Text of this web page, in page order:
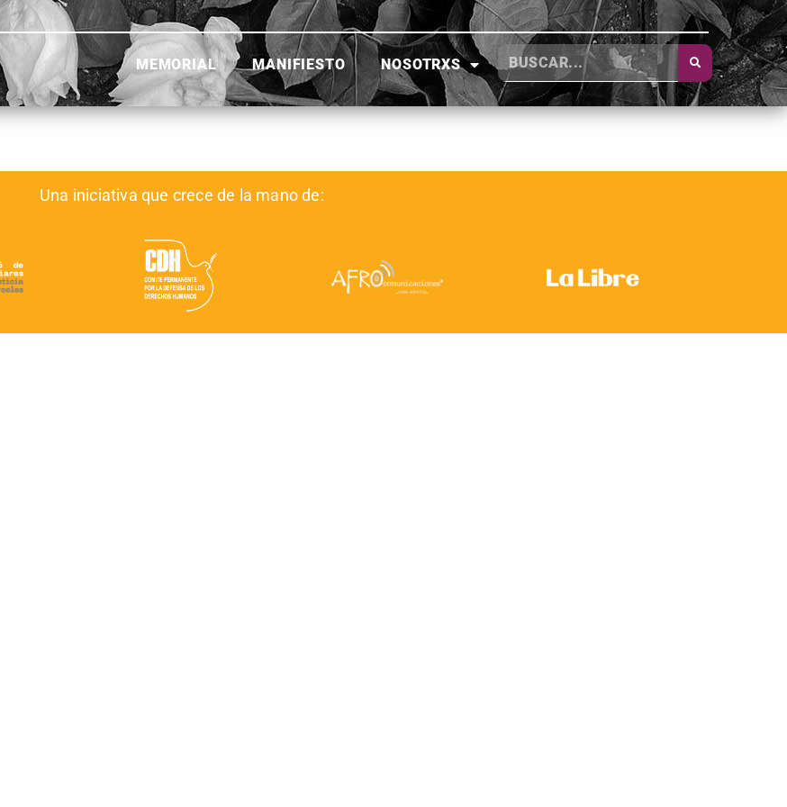
MEMORIAL MANIFIESTO NOSOTRXS
Una iniciativa que crece de la mano de: